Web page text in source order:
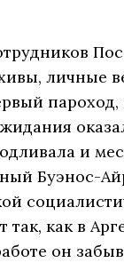
личные
пароход,
и
Буэнос-
как в
он